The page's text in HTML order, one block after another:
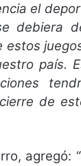
el
debiera
país.
de
agregó: